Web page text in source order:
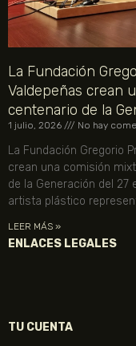
La Fundación
Valdepeñas crean
centenario de la
1 julio, 2026 No hay
La Fundación Gregorio
crean una comisión
de la Generación del 27
artista plástico
LEER MÁS »
ENLACES LEGALES
TU CUENTA